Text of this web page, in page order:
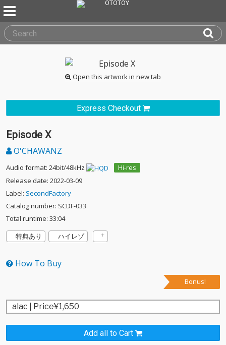
Open this artwork in new tab
Express Checkout
Episode X
O'CHAWANZ
Audio format: 24bit/48kHz
Hi-res
Release date: 2022-03-09
Label: SecondFactory
Catalog number: SCDF-033
Total runtime: 33:04
特典あり
ハイレゾ
How To Buy
Bonus!
Add all to Cart